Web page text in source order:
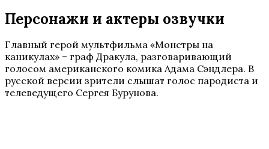
Персонажи и актеры озвучки
Главный герой мультфильма «Монстры на
каникулах» – граф Дракула, разговаривающий
голосом американского комика Адама Сэндлера. В
русской версии зрители слышат голос пародиста и
телеведущего Сергея Бурунова.